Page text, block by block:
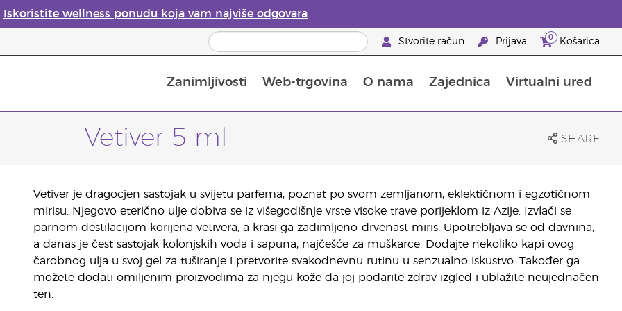
Iskoristite wellness ponudu koja vam najviše odgovara
Stvorite račun Prijava 0 Košarica
Zanimljivosti Web-trgovina O nama Zajednica Virtualni ured
Vetiver 5 ml SHARE
Vetiver je dragocjen sastojak u svijetu parfema, poznat po svom zemljanom, eklektičnom i egzotičnom
mirisu. Njegovo eterično ulje dobiva se iz višegodišnje vrste visoke trave porijeklom iz Azije. Izvlači se
parnom destilacijom korijena vetivera, a krasi ga zadimljeno-drvenast miris. Upotrebljava se od davnina,
a danas je čest sastojak kolonjskih voda i sapuna, najčešće za muškarce. Dodajte nekoliko kapi ovog
čarobnog ulja u svoj gel za tuširanje i pretvorite svakodnevnu rutinu u senzualno iskustvo. Također ga
možete dodati omiljenim proizvodima za njegu kože da joj podarite zdrav izgled i ublažite neujednačen
ten.